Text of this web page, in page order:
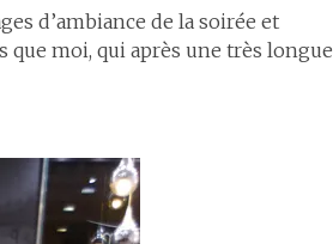
d’ambiance de la soirée et
que moi, qui après une très longue